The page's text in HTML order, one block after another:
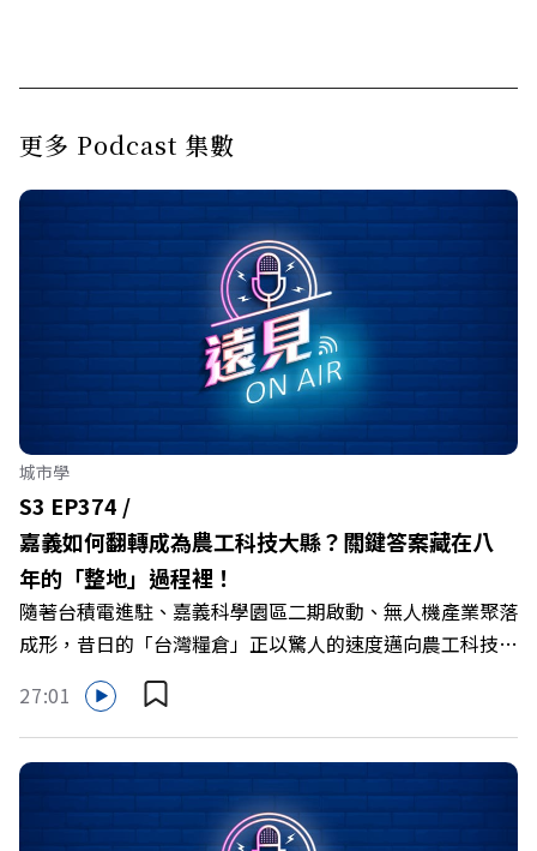
更多 Podcast 集數
城市學
S3 EP374 /
嘉義如何翻轉成為農工科技大縣？關鍵答案藏在八
年的「整地」過程裡！
隨著台積電進駐、嘉義科學園區二期啟動、無人機產業聚落
成形，昔日的「台灣糧倉」正以驚人的速度邁向農工科技大
縣。在智慧農業、精品農產與「嘉義優鮮」品牌同步升級的
推動下，嘉義縣政府成功打破過往傳統農業縣的侷限，讓返
鄉子弟不僅能「回得來、留得下、活得好」，更為地方累積
迎向黃金十年的發展動能。 本集《遠見ON AIR》邀請嘉義
縣長翁章梁、立法委員蔡易餘、財信傳媒集團董事長謝金
河、紙風車劇團創辦人李永豐、以及嘉義縣人力發展所所長
27:01